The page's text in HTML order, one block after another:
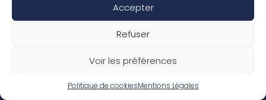
Accepter
Refuser
Voir les préférences
Politique de cookiesMentions Légales
Conditions de garantie
Déclaration de performance
Politique de confidentialité